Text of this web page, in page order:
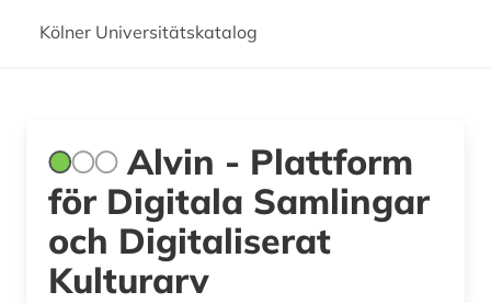
Kölner Universitätskatalog
Alvin - Plattform
för Digitala Samlingar
och Digitaliserat
Kulturarv